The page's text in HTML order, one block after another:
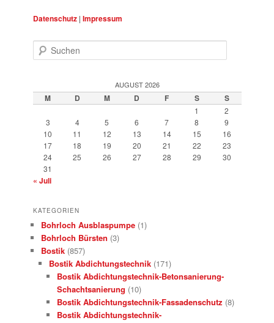
Datenschutz |Impressum
Suchen
AUGUST 2026
M D M D F S S
1
2
3
4 5 6 7 8
9
10
11 12 13 14 15
16
17
18 19 20 21 22
23
24
25 26 27 28 29
30
31
« Juli
KATEGORIEN
Bohrloch Ausblaspumpe (1)
Bohrloch Bürsten (3)
Bostik (857)
Bostik Abdichtungstechnik (171)
Bostik Abdichtungstechnik-Betonsanierung-
Schachtsanierung (10)
Bostik Abdichtungstechnik-Fassadenschutz (8)
Bostik Abdichtungstechnik-